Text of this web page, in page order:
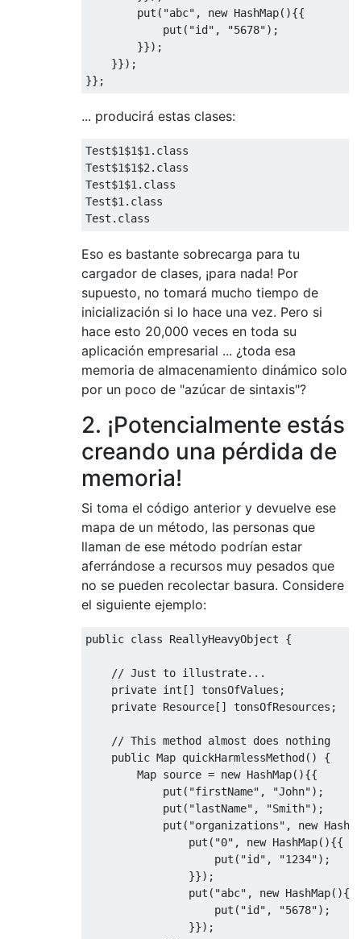
        put
( "abc" , new HashMap(){{
            put
( "id" , "5678");
}});
}});
}};
... producirá estas clases:
Test$1$1$1 . class
Test$1$1$2 . class
Test$1$1 . class
Test$1 . class
Test . class
Eso es bastante sobrecarga para tu
cargador de clases, ¡para nada! Por
supuesto, no tomará mucho tiempo de
inicialización si lo hace una vez. Pero si
hace esto 20,000 veces en toda su
aplicación empresarial ... ¿toda esa
memoria de almacenamiento dinámico solo
por un poco de "azúcar de sintaxis"?
2. ¡Potencialmente estás
creando una pérdida de
memoria!
Si toma el código anterior y devuelve ese
mapa de un método, las personas que
llaman de ese método podrían estar
aferrándose a recursos muy pesados ​​que
no se pueden recolectar basura. Considere
el siguiente ejemplo:
public class ReallyHeavyObject {
// Just to illustrate...
private int [] tonsOfValues ;
private Resource[] tonsOfResources ;
// This method almost does nothing
public Map quickHarmlessMethod()
{
Map source = new HashMap(){{
            put
( "firstName" , "John");
            put
( "lastName" , "Smith");
            put
( "organizations" , new
                put
( "0" , new HashMap(){{
                    put
( "id" , "1234");
}});
                put
( "abc" , new HashMap(){{
                    put
( "id" , "5678");
}});